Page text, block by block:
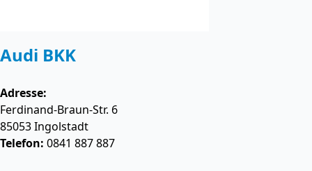
Audi BKK
Adresse:
Ferdinand-Braun-Str. 6
85053Ingolstadt
Telefon: 0841 887 887